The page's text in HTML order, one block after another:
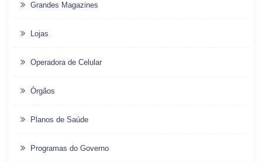
Grandes Magazines
Lojas
Operadora de Celular
Órgãos
Planos de Saúde
Programas do Governo